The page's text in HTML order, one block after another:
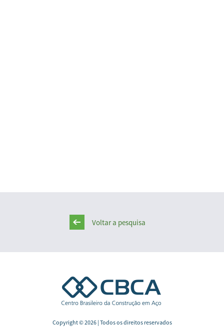
Voltar a pesquisa
Copyright © 2026 | Todos os direitos reservados